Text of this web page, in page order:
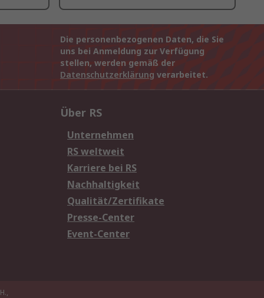
Die personenbezogenen Daten, die Sie
uns bei Anmeldung zur Verfügung
stellen, werden gemäß der
Datenschutzerklärung verarbeitet.
Über RS
Unternehmen
RS weltweit
Karriere bei RS
Nachhaltigkeit
Qualität/Zertifikate
Presse-Center
Event-Center